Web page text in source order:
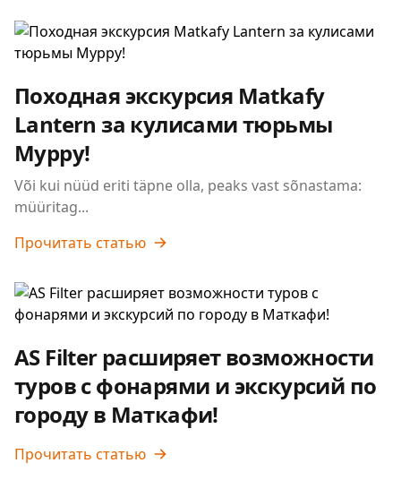
Походная экскурсия Matkafy
Lantern за кулисами тюрьмы
Мурру!
Või kui nüüd eriti täpne olla, peaks vast sõnastama:
müüritag...
Прочитать статью
AS Filter расширяет возможности
туров с фонарями и экскурсий по
городу в Маткафи!
Прочитать статью